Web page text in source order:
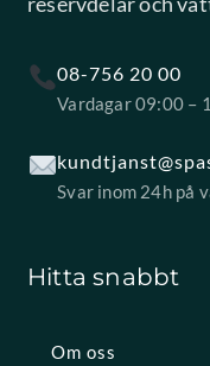
08-756 20 00
Vardagar 09:00 –
Svar inom 24h på
Hitta snabbt
Om oss